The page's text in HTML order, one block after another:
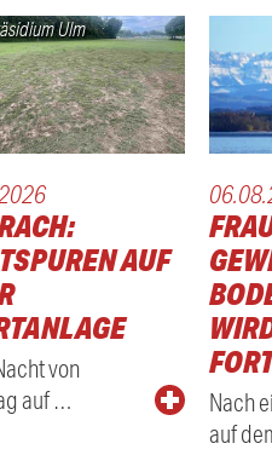
Ulm
AUF
von
auf …
Nach
auf